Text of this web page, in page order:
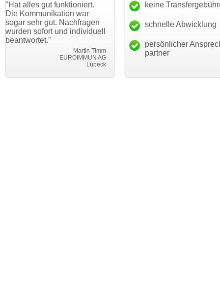
funktioniert.
war
Nachfragen
und individuell
"Danke für den schnellen
Transfer und guten Service!"
Thomas Schäfer
i can eckert communication GmbH
"Ich bin
haben.
mein
keine
schnelle Abwicklung
persönlicher
partner